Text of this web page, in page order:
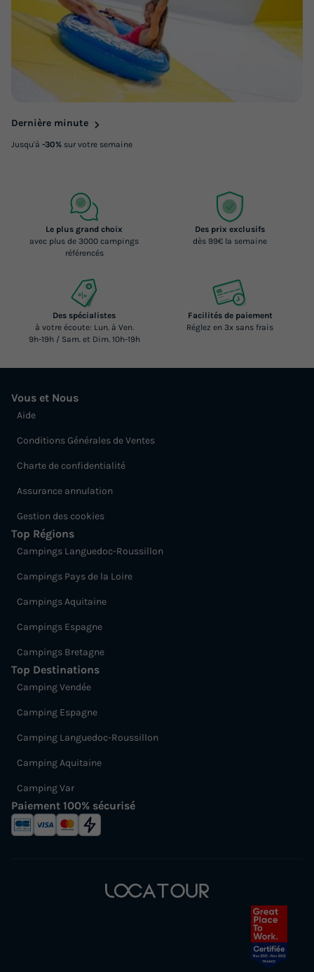
Dernière minute
Jusqu'à -30% sur votre semaine
Le plus grand choix
avec plus de 3000 campings
référencés
Des prix exclusifs
dès 99€ la semaine
Des spécialistes
à votre écoute: Lun. à Ven.
9h-19h / Sam. et Dim. 10h-19h
Facilités de paiement
Réglez en 3x sans frais
Vous et Nous
Aide
Conditions Générales de Ventes
Charte de confidentialité
Assurance annulation
Gestion des cookies
Top Régions
Campings Languedoc-Roussillon
Campings Pays de la Loire
Campings Aquitaine
Campings Espagne
Campings Bretagne
Top Destinations
Camping Vendée
Camping Espagne
Camping Languedoc-Roussillon
Camping Aquitaine
Camping Var
Paiement 100% sécurisé